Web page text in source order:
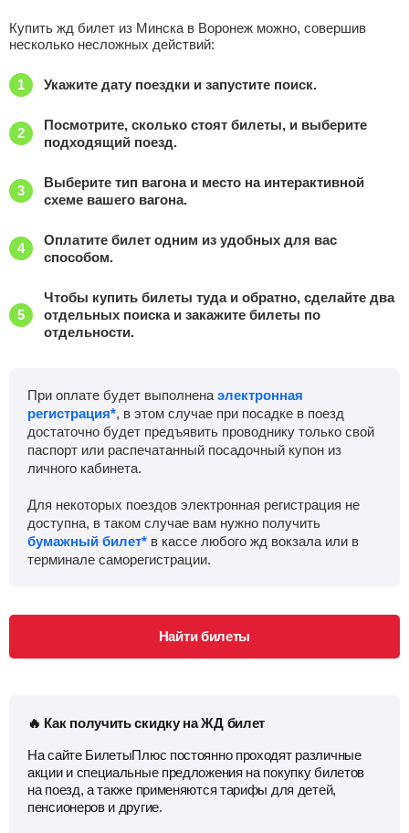
Купить жд билет из Минска в Воронеж можно, совершив
несколько несложных действий:
Укажите дату поездки и запустите поиск.
Посмотрите, сколько стоят билеты, и выберите
подходящий поезд.
Выберите тип вагона и место на интерактивной
схеме вашего вагона.
Оплатите билет одним из удобных для вас
способом.
Чтобы купить билеты туда и обратно, сделайте два
отдельных поиска и закажите билеты по
отдельности.
При оплате будет выполнена электронная
регистрация*, в этом случае при посадке в поезд
достаточно будет предъявить проводнику только свой
паспорт или распечатанный посадочный купон из
личного кабинета.
Для некоторых поездов электронная регистрация не
доступна, в таком случае вам нужно получить
бумажный билет* в кассе любого жд вокзала или в
терминале саморегистрации.
Найти билеты
🔥 Как получить скидку на ЖД билет
На сайте БилетыПлюс постоянно проходят различные
акции и специальные предложения на покупку билетов
на поезд, а также применяются тарифы для детей,
пенсионеров и другие.